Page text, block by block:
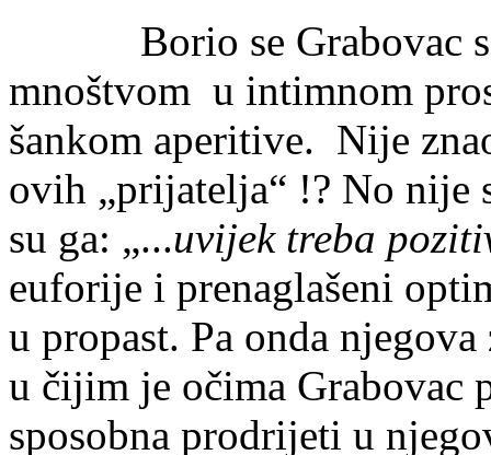
Borio se Grabovac s
mnoštvom u intimnom
šankom aperitive. Nije
ovih „prijatelja“ !? No nije
su ga: „...uvijek treba
euforije i prenaglašeni
u propast. Pa onda
u čijim je očima Grabovac
sposobna prodrijeti u